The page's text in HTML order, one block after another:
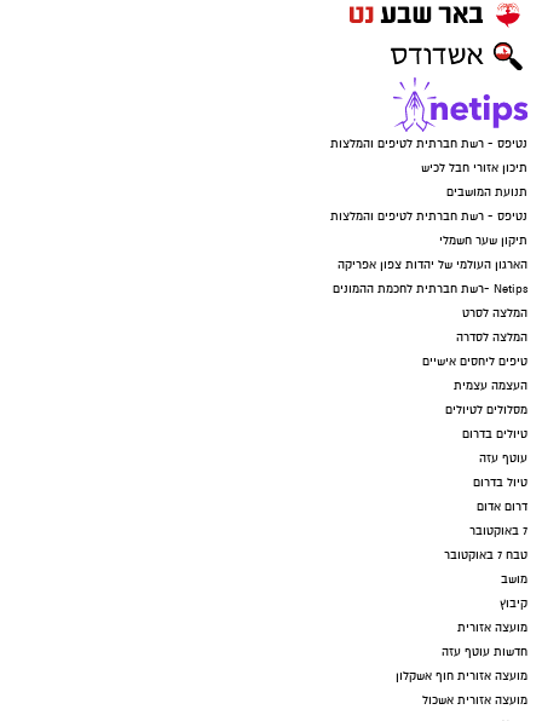
נטיפס - רשת חברתית לטיפים והמלצות
תיכון אזורי חבל לכיש
תנועת המושבים
נטיפס - רשת חברתית לטיפים והמלצות
תיקון שער חשמלי
הארגון העולמי של יהדות צפון אפריקה
Netips -רשת חברתית לחכמת ההמונים
המלצה לסרט
המלצה לסדרה
טיפים ליחסים אישיים
העצמה עצמית
מסלולים לטיולים
טיולים בדרום
עוטף עזה
טיול בדרום
דרום אדום
7 באוקטובר
טבח 7 באוקטובר
מושב
קיבוץ
מועצה אזורית
חדשות עוטף עזה
מועצה אזורית חוף אשקלון
מועצה אזורית אשכול